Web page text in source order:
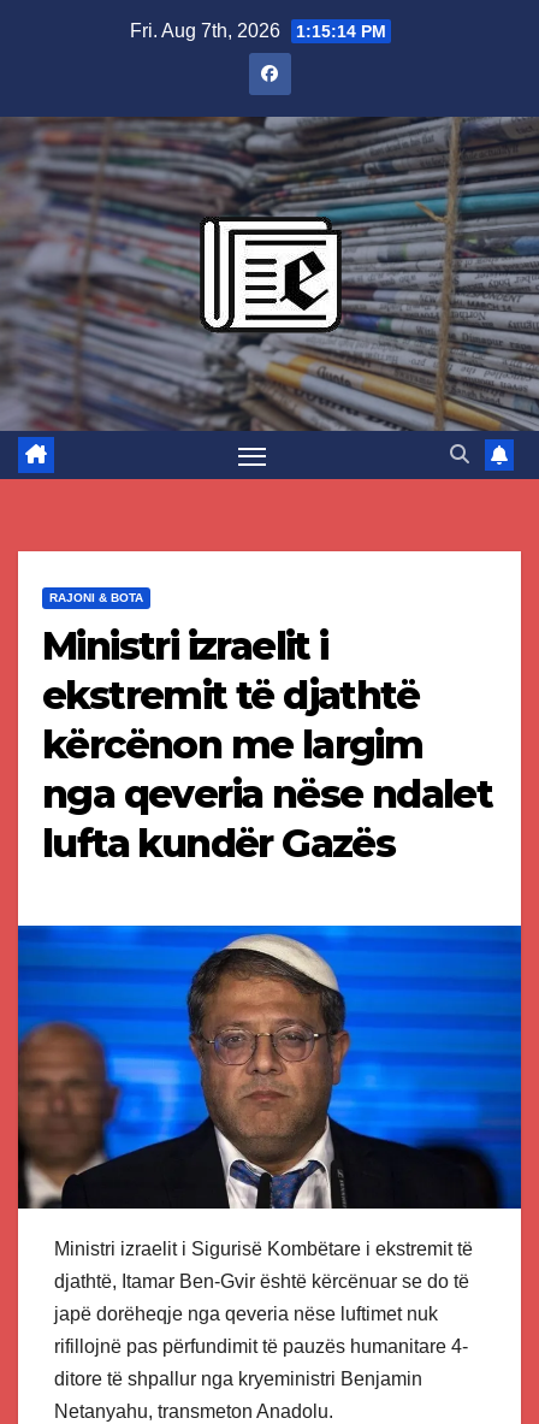
Fri. Aug 7th, 2026 1:15:14 PM
RAJONI & BOTA
Ministri izraelit i
ekstremit të djathtë
kërcënon me largim
nga qeveria nëse ndalet
lufta kundër Gazës
Ministri izraelit i Sigurisë Kombëtare i ekstremit të
djathtë, Itamar Ben-Gvir është kërcënuar se do të
japë dorëheqje nga qeveria nëse luftimet nuk
rifillojnë pas përfundimit të pauzës humanitare 4-
ditore të shpallur nga kryeministri Benjamin
Netanyahu, transmeton Anadolu.